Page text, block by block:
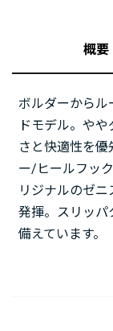
概要
ボルダーからル
ドモデル。や
さと快適性を
ー/ヒールフッ
リジナルのゼ
発揮。スリッパ
備えています。